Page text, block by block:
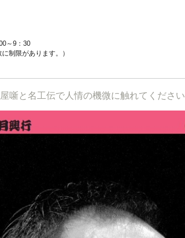
～9：30
制限があります。）
噺と名工伝で人情の機微に触れてください